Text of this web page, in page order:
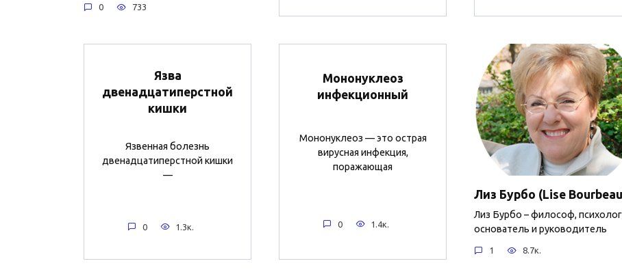
0 733
Язва
двенадцатиперстной
кишки
Язвенная болезнь
двенадцатиперстной кишки
—
0 1.3к.
Мононуклеоз
инфекционный
Мононуклеоз — это острая
вирусная инфекция,
поражающая
0 1.4к.
Лиз Бурбо (Lise
Лиз Бурбо – философ,
основатель и руководитель
1 8.7к.